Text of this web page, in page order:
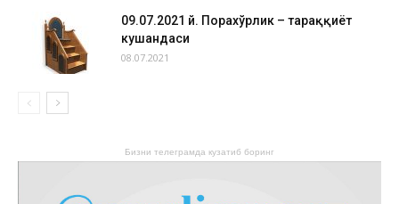
09.07.2021 й. Порахўрлик – тараққиёт
кушандаси
08.07.2021
Бизни телеграмда кузатиб боринг